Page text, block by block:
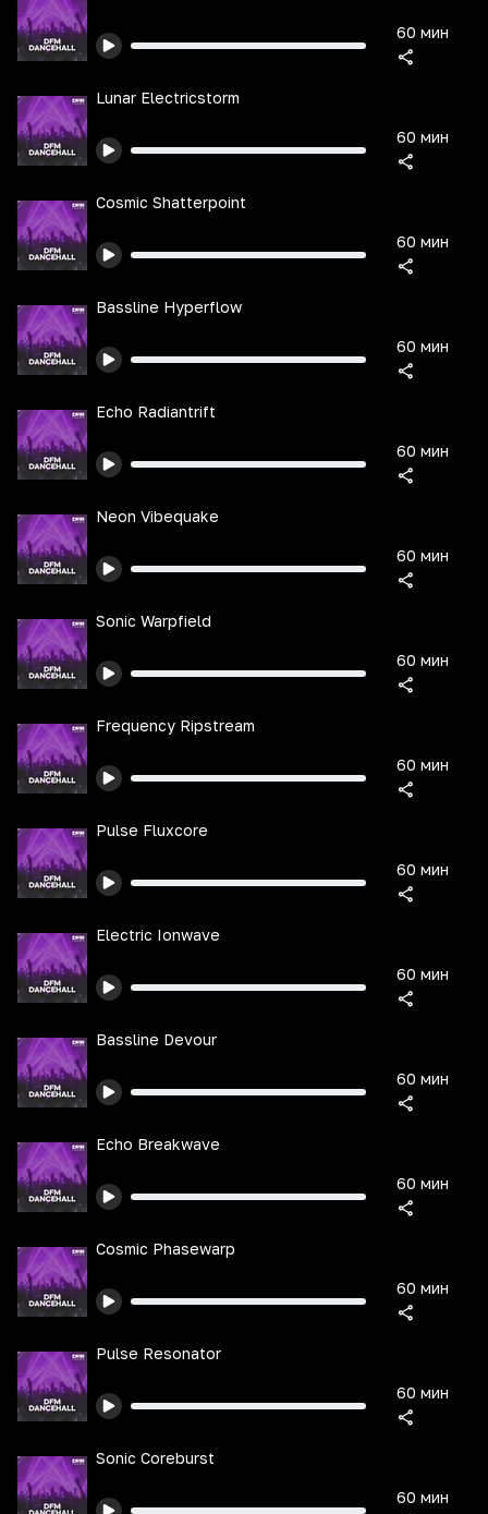
60 мин
Lunar Electricstorm
60 мин
Cosmic Shatterpoint
60 мин
Bassline Hyperflow
60 мин
Echo Radiantrift
60 мин
Neon Vibequake
60 мин
Sonic Warpfield
60 мин
Frequency Ripstream
60 мин
Pulse Fluxcore
60 мин
Electric Ionwave
60 мин
Bassline Devour
60 мин
Echo Breakwave
60 мин
Cosmic Phasewarp
60 мин
Pulse Resonator
60 мин
Sonic Coreburst
60 мин